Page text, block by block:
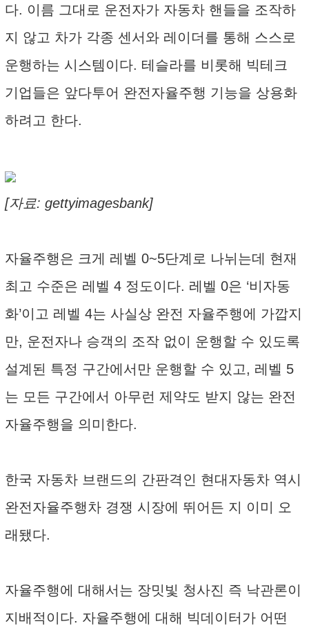
다. 이름 그대로 운전자가 자동차 핸들을 조작하
지 않고 차가 각종 센서와 레이더를 통해 스스로
운행하는 시스템이다. 테슬라를 비롯해 빅테크
기업들은 앞다투어 완전자율주행 기능을 상용화
하려고 한다.
[자료: gettyimagesbank]
자율주행은 크게 레벨 0~5단계로 나뉘는데 현재
최고 수준은 레벨 4 정도이다. 레벨 0은 ‘비자동
화’이고 레벨 4는 사실상 완전 자율주행에 가깝지
만, 운전자나 승객의 조작 없이 운행할 수 있도록
설계된 특정 구간에서만 운행할 수 있고, 레벨 5
는 모든 구간에서 아무런 제약도 받지 않는 완전
자율주행을 의미한다.
한국 자동차 브랜드의 간판격인 현대자동차 역시
완전자율주행차 경쟁 시장에 뛰어든 지 이미 오
래됐다.
자율주행에 대해서는 장밋빛 청사진 즉 낙관론이
지배적이다. 자율주행에 대해 빅데이터가 어떤